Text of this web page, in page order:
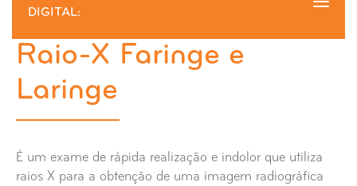
DIGITAL:
Raio-X Faringe e Laringe
Raio-X Abdómen
Raio-X Ante-braço
Raio-X Faringe e
Laringe
É um exame de rápida realização e indolor que utiliza
raios X para a obtenção de uma imagem radiográfica